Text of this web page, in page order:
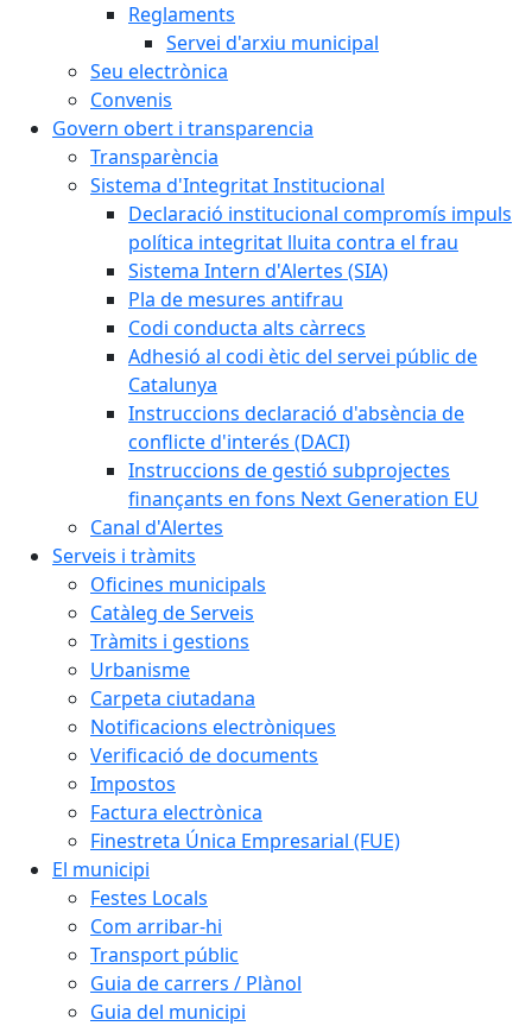
Reglaments
Servei d'arxiu municipal
Seu electrònica
Convenis
Govern obert i transparencia
Transparència
Sistema d'Integritat Institucional
Declaració institucional compromís impuls
política integritat lluita contra el frau
Sistema Intern d'Alertes (SIA)
Pla de mesures antifrau
Codi conducta alts càrrecs
Adhesió al codi ètic del servei públic de
Catalunya
Instruccions declaració d'absència de
conflicte d'interés (DACI)
Instruccions de gestió subprojectes
finançants en fons Next Generation EU
Canal d'Alertes
Serveis i tràmits
Oficines municipals
Catàleg de Serveis
Tràmits i gestions
Urbanisme
Carpeta ciutadana
Notificacions electròniques
Verificació de documents
Impostos
Factura electrònica
Finestreta Única Empresarial (FUE)
El municipi
Festes Locals
Com arribar-hi
Transport públic
Guia de carrers / Plànol
Guia del municipi